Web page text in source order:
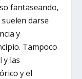
fantaseando,
darse
y
Tampoco
y las
y el